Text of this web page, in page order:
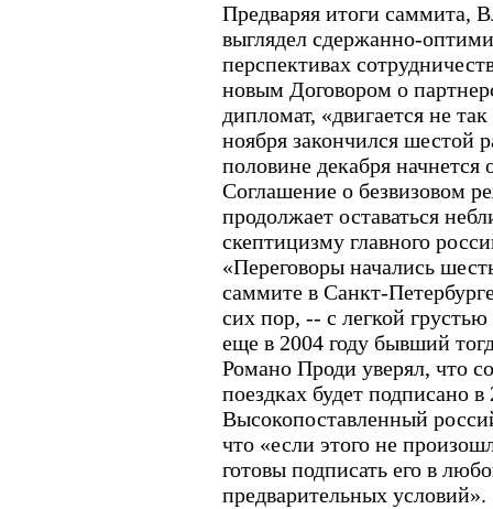
Предваряя итоги саммита,
выглядел сдержанно-
перспективах
новым Договором о
дипломат, «двигается не
ноября закончился шестой
половине декабря начнется
Соглашение о безвизовом
продолжает оставаться
скептицизму главного
«Переговоры начались
саммите в Санкт-
сих пор, -- с легкой
еще в 2004 году бывший
Романо Проди уверял, что
поездках будет подписано в
Высокопоставленный
что «если этого не
готовы подписать его в
предварительных условий».